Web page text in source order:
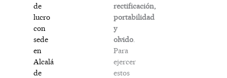
de
lucro
con
sede
en
Alcalá
de
rectificación,
portabilidad
y
olvido.
Para
ejercer
estos